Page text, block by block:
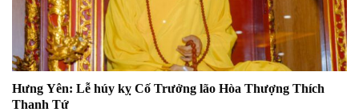
Hưng Yên: Lễ húy kỵ Cố Trưởng lão Hòa Thượng Thích
Thanh Tứ